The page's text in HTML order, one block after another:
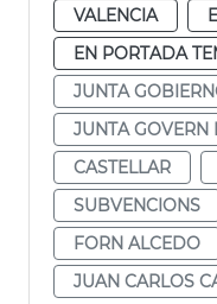
VALENCIA
EN PORTADA
JUNTA
JUNTA GOVERN
CASTELLAR
SUBVENCIONS
FORN ALCEDO
JUAN CARLOS